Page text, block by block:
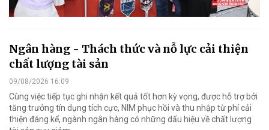
Ngân hàng - Thách thức và nỗ lực cải thiện
chất lượng tài sản
09/08/2026 16:09
Cùng việc tiếp tục ghi nhận kết quả tốt hơn kỳ vọng, được hỗ trợ bởi
tăng trưởng tín dụng tích cực, NIM phục hồi và thu nhập từ phí cải
thiện đáng kể, ngành ngân hàng có những dấu hiệu về chất lượng